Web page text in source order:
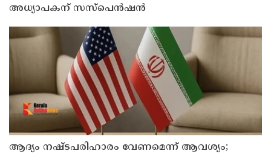
അധ്യാപകന് സസ്‌പെന്‍ഷന്‍
ആദ്യം നഷ്ടപരിഹാരം വേണമെന്ന് ആവശ്യം;